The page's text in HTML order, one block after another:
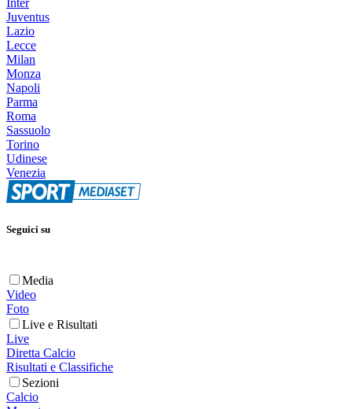
Juventus
Lazio
Lecce
Milan
Monza
Napoli
Parma
Roma
Sassuolo
Torino
Udinese
Venezia
Seguici su
Media
Video
Foto
Live e Risultati
Live
Diretta Calcio
Risultati e Classifiche
Sezioni
Calcio